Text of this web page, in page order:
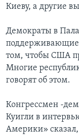
Киеву, а другие
Демократы в
поддерживающие
том, чтобы США
Многие
говорят об этом.
Конгрессмен -
Куигли в
Америки» сказал,